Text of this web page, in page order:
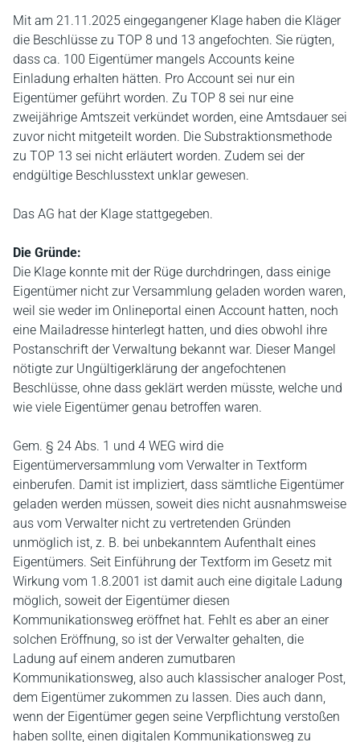
Mit am 21.11.2025 eingegangener Klage haben die Kläger
die Beschlüsse zu TOP 8 und 13 angefochten. Sie rügten,
dass ca. 100 Eigentümer mangels Accounts keine
Einladung erhalten hätten. Pro Account sei nur ein
Eigentümer geführt worden. Zu TOP 8 sei nur eine
zweijährige Amtszeit verkündet worden, eine Amtsdauer sei
zuvor nicht mitgeteilt worden. Die Substraktionsmethode
zu TOP 13 sei nicht erläutert worden. Zudem sei der
endgültige Beschlusstext unklar gewesen.
Das AG hat der Klage stattgegeben.
Die Gründe:
Die Klage konnte mit der Rüge durchdringen, dass einige
Eigentümer nicht zur Versammlung geladen worden waren,
weil sie weder im Onlineportal einen Account hatten, noch
eine Mailadresse hinterlegt hatten, und dies obwohl ihre
Postanschrift der Verwaltung bekannt war. Dieser Mangel
nötigte zur Ungültigerklärung der angefochtenen
Beschlüsse, ohne dass geklärt werden müsste, welche und
wie viele Eigentümer genau betroffen waren.
Gem. § 24 Abs. 1 und 4 WEG wird die
Eigentümerversammlung vom Verwalter in Textform
einberufen. Damit ist impliziert, dass sämtliche Eigentümer
geladen werden müssen, soweit dies nicht ausnahmsweise
aus vom Verwalter nicht zu vertretenden Gründen
unmöglich ist, z. B. bei unbekanntem Aufenthalt eines
Eigentümers. Seit Einführung der Textform im Gesetz mit
Wirkung vom 1.8.2001 ist damit auch eine digitale Ladung
möglich, soweit der Eigentümer diesen
Kommunikationsweg eröffnet hat. Fehlt es aber an einer
solchen Eröffnung, so ist der Verwalter gehalten, die
Ladung auf einem anderen zumutbaren
Kommunikationsweg, also auch klassischer analoger Post,
dem Eigentümer zukommen zu lassen. Dies auch dann,
wenn der Eigentümer gegen seine Verpflichtung verstoßen
haben sollte, einen digitalen Kommunikationsweg zu